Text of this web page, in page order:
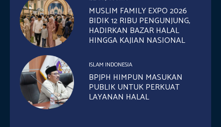
MUSLIM FAMILY EXPO 2026
BIDIK 12 RIBU PENGUNJUNG,
HADIRKAN BAZAR HALAL
HINGGA KAJIAN NASIONAL
ISLAM INDONESIA
BPJPH HIMPUN MASUKAN
PUBLIK UNTUK PERKUAT
LAYANAN HALAL